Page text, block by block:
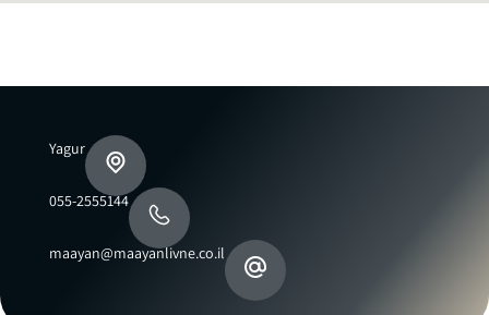
Yagur
055-2555144
maayan@maayanlivne.co.il